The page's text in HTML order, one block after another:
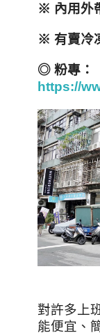
※ 內用外
※ 有賣冷
◎ 粉專：
https://
對許多上
能便宜、